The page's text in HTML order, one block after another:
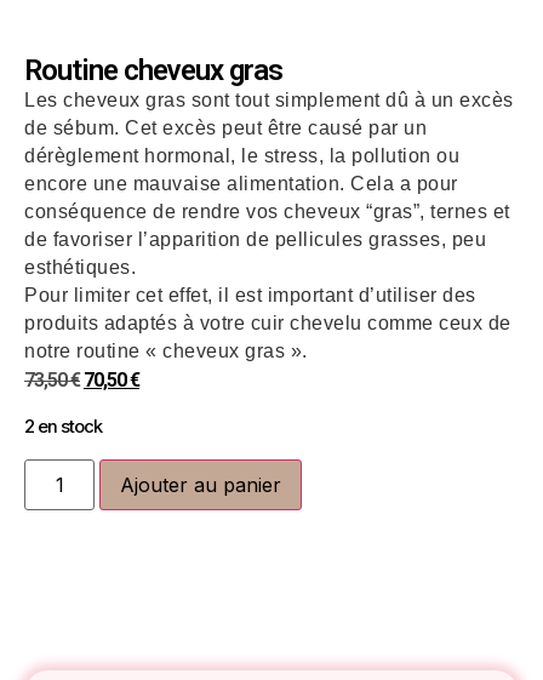
Routine cheveux gras
Les cheveux gras sont tout simplement dû à un excès
de sébum. Cet excès peut être causé par un
dérèglement hormonal, le stress, la pollution ou
encore une mauvaise alimentation. Cela a pour
conséquence de rendre vos cheveux “gras”, ternes et
de favoriser l’apparition de pellicules grasses, peu
esthétiques.
Pour limiter cet effet, il est important d’utiliser des
produits adaptés à votre cuir chevelu comme ceux de
notre routine « cheveux gras ».
73,50€ 70,50€
2 en stock
Ajouter au panier